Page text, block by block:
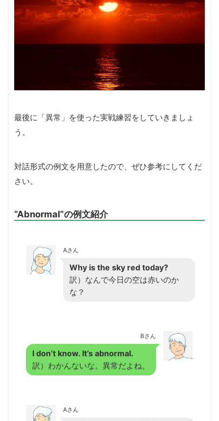
最後に「異常」を使った実戦練習をしていきましょ
う。
対話形式の例文を用意したので、ぜひ参考にしてくだ
さい。
“Abnormal”の例文紹介
Aさん
Why is the sky red today?
訳）なんで今日の空は赤いのか
な？
Bさん
I don’t know. It’s abnormal.
訳）わかんないな。異常だよね。
Aさん